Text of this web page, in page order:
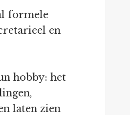
formele
en
hobby: het
laten zien